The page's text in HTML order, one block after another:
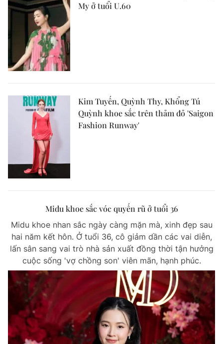
My ở tuổi U.60
Kim Tuyến, Quỳnh Thy, Khổng Tú
Quỳnh khoe sắc trên thảm đỏ 'Saigon
Fashion Runway'
Midu khoe sắc vóc quyến rũ ở tuổi 36
Midu khoe nhan sắc ngày càng mặn mà, xinh đẹp sau
hai năm kết hôn. Ở tuổi 36, cô giảm dần các vai diễn,
lấn sân sang vai trò nhà sản xuất đồng thời tận hưởng
cuộc sống 'vợ chồng son' viên mãn, hạnh phúc.